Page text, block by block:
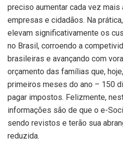
preciso aumentar cada vez
empresas e cidadãos. Na
elevam significativamente os
no Brasil, corroendo a
brasileiras e avançando com
orçamento das famílias que,
primeiros meses do ano – 150
pagar impostos. Felizmente,
informações são de que o e-
sendo revistos e terão sua
reduzida.